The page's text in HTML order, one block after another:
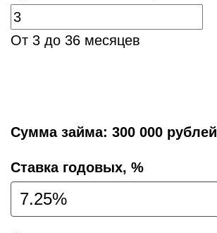
От 3 до 36 месяцев
Сумма займа: 300 000 рублей
Cтавка годовых, %